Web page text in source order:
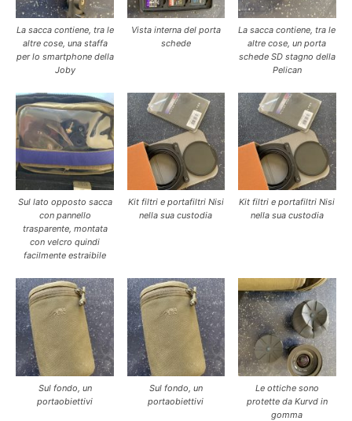
La sacca contiene, tra le
altre cose, una staffa
per lo smartphone della
Joby
Vista interna del porta
schede
La sacca contiene, tra le
altre cose, un porta
schede SD stagno della
Pelican
Sul lato opposto sacca
con pannello
trasparente, montata
con velcro quindi
facilmente estraibile
Kit filtri e portafiltri Nisi
nella sua custodia
Kit filtri e portafiltri Nisi
nella sua custodia
Sul fondo, un
portaobiettivi
Sul fondo, un
portaobiettivi
Le ottiche sono
protette da Kurvd in
gomma